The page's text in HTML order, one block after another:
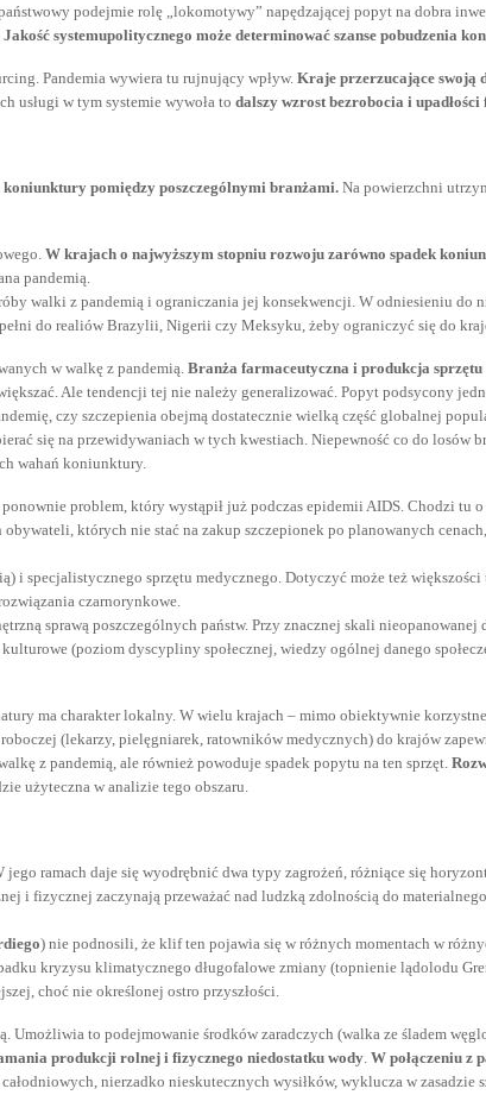
podejmie rolę „lokomotywy” napędzającej popyt na dobra
Jakość systemupolitycznego może determinować szanse pobudzenia
Pandemia wywiera tu rujnujący wpływ. Kraje przerzucające swoją
usługi w tym systemie wywoła to dalszy wzrost bezrobocia i
koniunktury pomiędzy poszczególnymi branżami. Na powierzchni
W krajach o najwyższym stopniu rozwoju zarówno spadek
pandemią.
walki z pandemią i ograniczania jej konsekwencji. W odniesieniu do
do realiów Brazylii, Nigerii czy Meksyku, żeby ograniczyć się do
w walkę z pandemią. Branża farmaceutyczna i produkcja
Ale tendencji tej nie należy generalizować. Popyt podsycony
czy szczepienia obejmą dostatecznie wielką część globalnej
się na przewidywaniach w tych kwestiach. Niepewność co do
wahań koniunktury.
problem, który wystąpił już podczas epidemii AIDS. Chodzi tu o
obywateli, których nie stać na zakup szczepionek po planowanych
specjalistycznego sprzętu medycznego. Dotyczyć może też
czarnorynkowe.
sprawą poszczególnych państw. Przy znacznej skali
(poziom dyscypliny społecznej, wiedzy ogólnej danego
ma charakter lokalny. W wielu krajach – mimo obiektywnie
(lekarzy, pielęgniarek, ratowników medycznych) do krajów
z pandemią, ale również powoduje spadek popytu na ten sprzęt.
użyteczna w analizie tego obszaru.
jego ramach daje się wyodrębnić dwa typy zagrożeń, różniące się
i fizycznej zaczynają przeważać nad ludzką zdolnością do
) nie podnosili, że klif ten pojawia się w różnych momentach w
kryzysu klimatycznego długofalowe zmiany (topnienie lądolodu
choć nie określonej ostro przyszłości.
Umożliwia to podejmowanie środków zaradczych (walka ze śladem
produkcji rolnej i fizycznego niedostatku wody W połączeniu z
nierzadko nieskutecznych wysiłków, wyklucza w zasadzie